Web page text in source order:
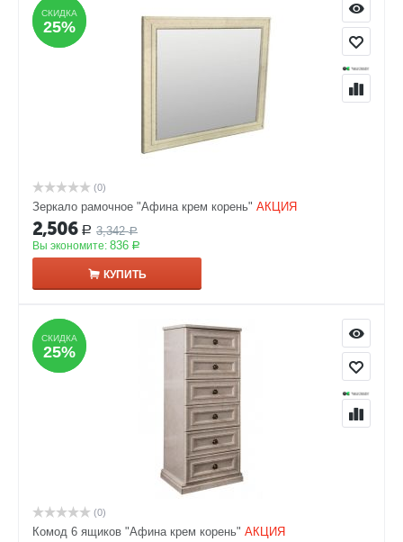
СКИДКА
25%
СКИДКА
25%
(0)
Зеркало рамочное "Афина крем корень" АКЦИЯ
2,506 Р 3,342 Р
Вы экономите: 836 Р
КУПИТЬ
СКИДКА
25%
СКИДКА
25%
(0)
Комод 6 ящиков "Афина крем корень" АКЦИЯ